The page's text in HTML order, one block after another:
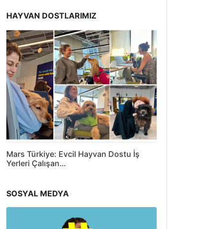
HAYVAN DOSTLARIMIZ
Mars Türkiye: Evcil Hayvan Dostu İş
Yerleri Çalışan…
SOSYAL MEDYA